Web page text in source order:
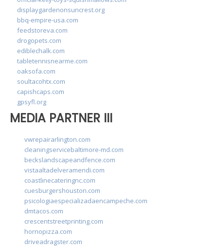
displaygardenonsuncrest.org
bbq-empire-usa.com
feedstoreva.com
drogopets.com
ediblechalk.com
tabletennisnearme.com
oaksofa.com
soultacohtx.com
capishcaps.com
gpsyfl.org
MEDIA PARTNER III
vwrepairarlington.com
cleaningservicebaltimore-md.com
beckslandscapeandfence.com
vistaaltadelveramendi.com
coastlinecateringnc.com
cuesburgershouston.com
psicologiaespecializadaencampeche.com
dmtacos.com
crescentstreetprinting.com
hornopizza.com
driveadragster.com